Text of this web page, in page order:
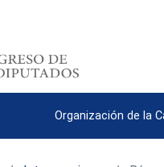
Organización de la